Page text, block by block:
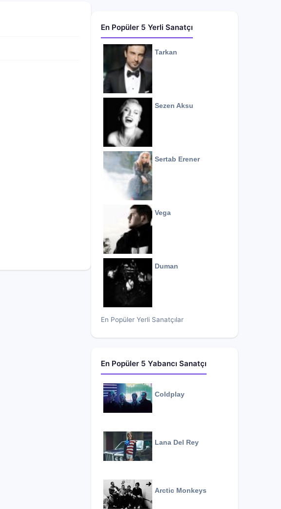
En Popüler 5 Yerli Sanatçı
Tarkan
Sezen Aksu
Sertab Erener
Vega
Duman
En Popüler Yerli Sanatçılar
En Popüler 5 Yabancı Sanatçı
Coldplay
Lana Del Rey
Arctic Monkeys